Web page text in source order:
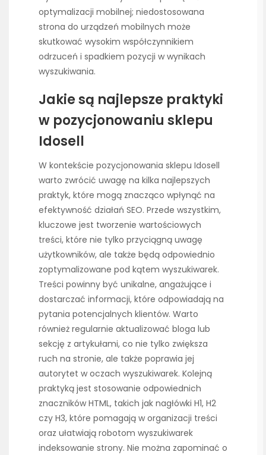
optymalizacji mobilnej; niedostosowana
strona do urządzeń mobilnych może
skutkować wysokim współczynnikiem
odrzuceń i spadkiem pozycji w wynikach
wyszukiwania.
Jakie są najlepsze praktyki
w pozycjonowaniu sklepu
Idosell
W kontekście pozycjonowania sklepu Idosell
warto zwrócić uwagę na kilka najlepszych
praktyk, które mogą znacząco wpłynąć na
efektywność działań SEO. Przede wszystkim,
kluczowe jest tworzenie wartościowych
treści, które nie tylko przyciągną uwagę
użytkowników, ale także będą odpowiednio
zoptymalizowane pod kątem wyszukiwarek.
Treści powinny być unikalne, angażujące i
dostarczać informacji, które odpowiadają na
pytania potencjalnych klientów. Warto
również regularnie aktualizować bloga lub
sekcję z artykułami, co nie tylko zwiększa
ruch na stronie, ale także poprawia jej
autorytet w oczach wyszukiwarek. Kolejną
praktyką jest stosowanie odpowiednich
znaczników HTML, takich jak nagłówki H1, H2
czy H3, które pomagają w organizacji treści
oraz ułatwiają robotom wyszukiwarek
indeksowanie strony. Nie można zapominać o